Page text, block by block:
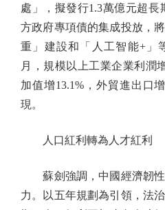
處」，擬發行1.3萬億元超
方政府專項債的集成投放，
重」建設和「人工智能+」
月，規模以上工業企業利潤
加值增13.1%，外貿進出口
現。
人口紅利轉為人才紅利
蘇劍強調，中國經濟韌性
力。以五年規劃為引領，法